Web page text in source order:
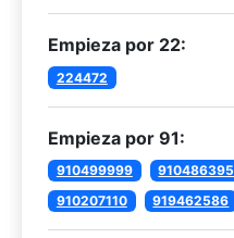
Empieza por 22:
224472
Empieza por 91:
910499999 910486395
910207110
919462586